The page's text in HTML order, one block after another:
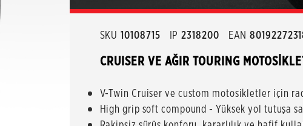
SKU 10108715 IP 2318200 EAN
CRUISER VE AĞIR TOURING
V-Twin Cruiser ve custom motosikletler için
High grip soft compound - Yüksek yol tutuşa